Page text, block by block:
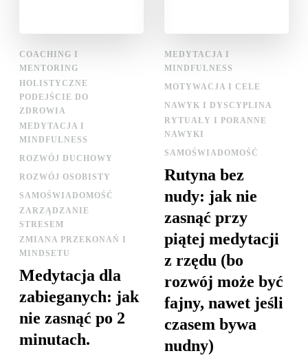
COACHING I
MENTORING
HOLISTYCZNE
PODEJŚCIE DO
ZDROWIA
MEDYTACJA I
MINDFULNESS
ROZWÓJ DUCHOWY
ROZWÓJ OSOBISTY
SAMOŚWIADOMOŚĆ
ZARZĄDZANIE
STRESEM
ZMIANA PRZEKONAŃ I
MINDSETU
Medytacja dla
zabieganych: jak
nie zasnąć po 2
minutach.
MEDYTACJA I
MINDFULNESS
MOTYWACJA I CELE
NAWYK I DYSCYPLINA
RYTUAŁY I PORANNE
NAWYKI
SAMOŚWIADOMOŚĆ
Rutyna bez
nudy: jak nie
zasnąć przy
piątej medytacji
z rzędu (bo
rozwój może być
fajny, nawet jeśli
czasem bywa
nudny)